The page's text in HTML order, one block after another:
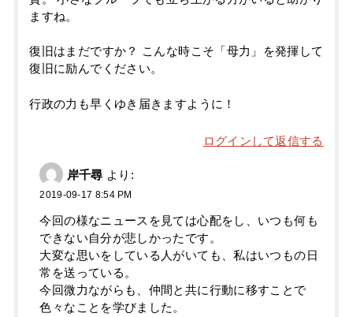
ますね。
復旧はまだですか？ こんな時こそ「母力」を発揮して
復旧に励んでください。
行政の力も早くゆき届きますように！
ログインして返信する
岸千尋 より:
2019-09-17 8:54 PM
今回の様なニュースを見ては心配をし、いつも何も
できない自分が悲しかったです。
大変な思いをしている人がいても、私はいつもの日
常を送っている。
今回微力ながらも、仲間と共に行動に移すことで
色々なことを学びました。